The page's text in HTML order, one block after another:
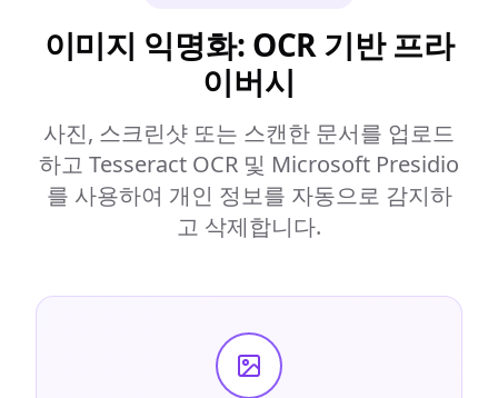
이미지 익명화: OCR 기반 프라
이버시
사진, 스크린샷 또는 스캔한 문서를 업로드
하고 Tesseract OCR 및 Microsoft Presidio
를 사용하여 개인 정보를 자동으로 감지하
고 삭제합니다.